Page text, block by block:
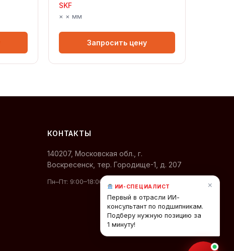
SKF
× × мм
Запросить цену
КОНТАКТЫ
140207, Московская обл., г.
Воскресенск, тер. Городище-1, д. 207
Пн–Пт: 9:00–18:00 (МСК) ×
ИИ-СПЕЦИАЛИСТ
Первый в отрасли ИИ-
консультант по подшипникам.
Подберу нужную позицию за
1 минуту!
эксперт по подшипникам